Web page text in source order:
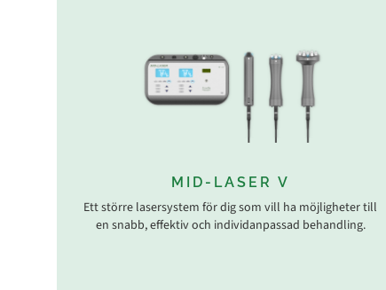
MID-LASER V
Ett större lasersystem för dig som vill ha möjligheter till
en snabb, effektiv och individanpassad behandling.